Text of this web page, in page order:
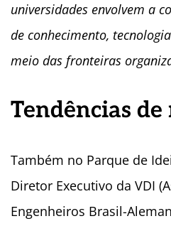
universidades envolvem a
de conhecimento,
meio das fronteiras
Tendências de
Também no Parque de
Diretor Executivo da VDI
Engenheiros Brasil-